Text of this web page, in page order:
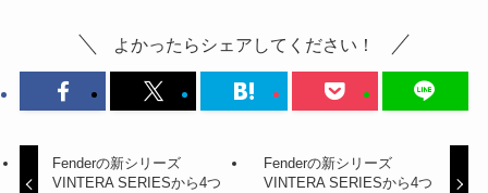
よかったらシェアしてください！
Fenderの新シリーズ
VINTERA SERIESから4つ
Fenderの新シリーズ
VINTERA SERIESから4つ